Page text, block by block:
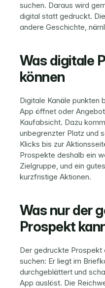
suchen. Daraus wird
digital statt gedruckt.
andere Geschichte,
Was digitale
können
Digitale Kanäle punkten
App öffnet oder
Kaufabsicht. Dazu
unbegrenzter Platz und
Klicks bis zur
Prospekte deshalb ein
Zielgruppe, und ein
kurzfristige Aktionen.
Was nur der
Prospekt
Der gedruckte Prospekt
suchen: Er liegt im
durchgeblättert und
App auslöst. Die